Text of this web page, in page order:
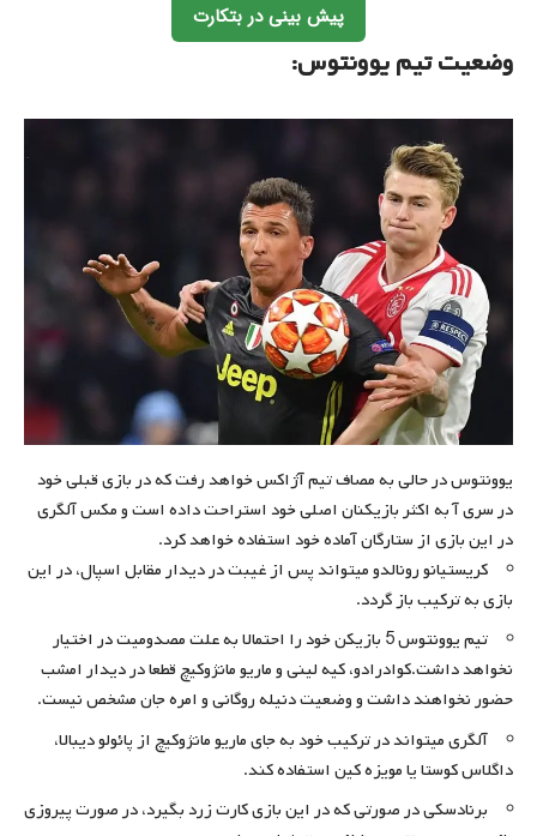
پیش بینی در بتکارت
وضعیت تیم یوونتوس:
یوونتوس در حالی به مصاف تیم آژاکس خواهد رفت که در بازی قبلی خود
در سری آ به اکثر بازیکنان اصلی خود استراحت داده است و مکس آلگری
در این بازی از ستارگان آماده خود استفاده خواهد کرد.
کریستیانو رونالدو میتواند پس از غیبت در دیدار مقابل اسپال، در این
بازی به ترکیب باز گردد.
تیم یوونتوس 5 بازیکن خود را احتمالا به علت مصدومیت در اختیار
نخواهد داشت.کوادرادو، کیه لینی و ماریو مانژوکیچ قطعا در دیدار امشب
حضور نخواهند داشت و وضعیت دنیله روگانی و امره جان مشخص نیست.
آلگری میتواند در ترکیب خود به جای ماریو مانژوکیچ از پائولو دیبالا،
داگلاس کوستا یا مویزه کین استفاده کند.
برنادسکی در صورتی که در این بازی کارت زرد بگیرد، در صورت پیروزی